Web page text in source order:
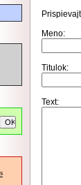
Meno:
Titulok:
Text: